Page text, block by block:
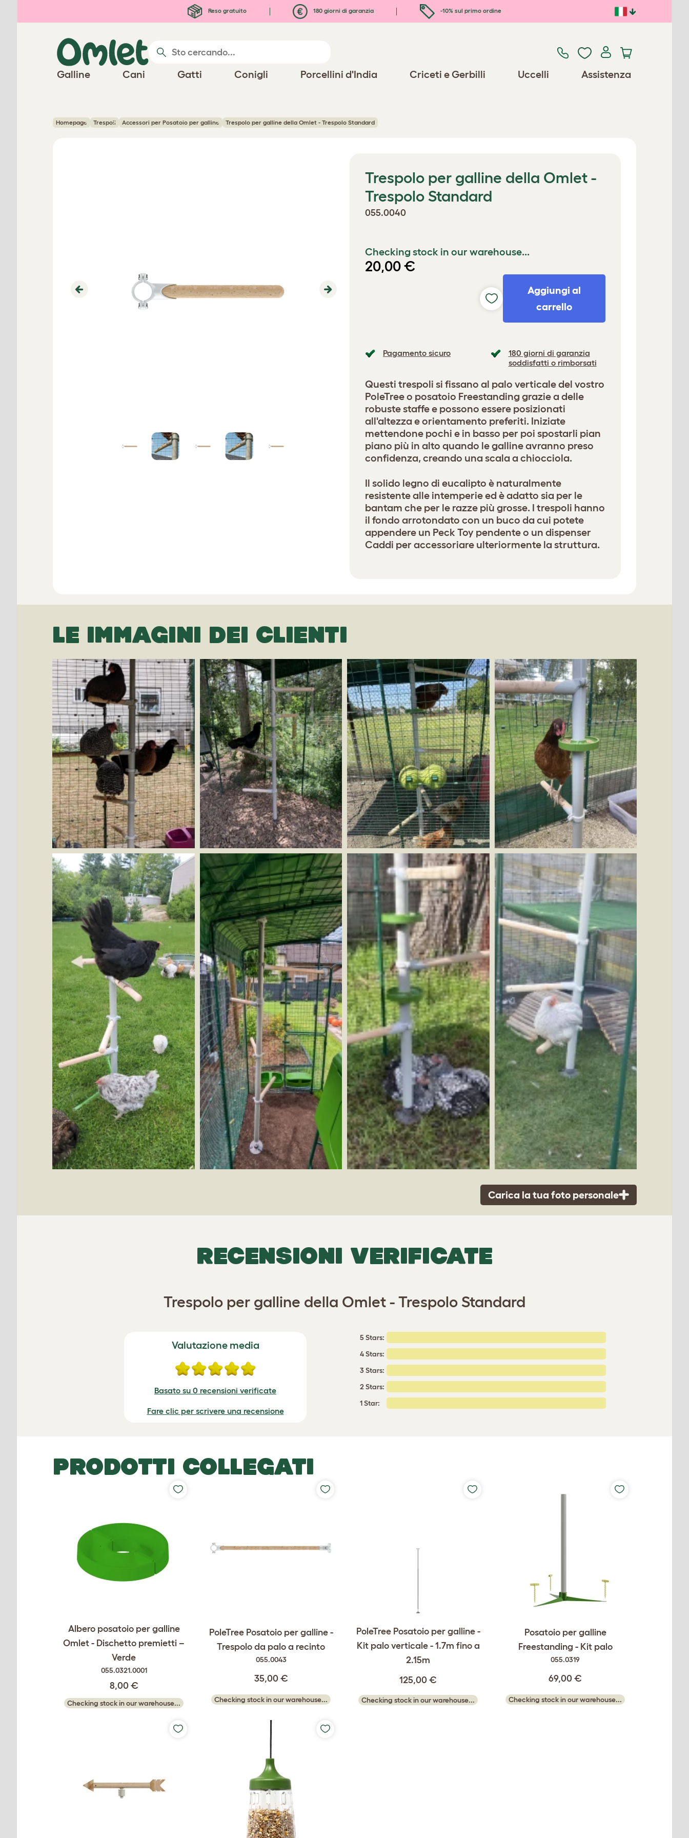
Reso gratuito 180 giorni di garanzia -10% sul primo ordine
Galline Cani Gatti Conigli Porcellini d'India Criceti e Gerbilli Uccelli Assistenza
Homepage Trespoli Accessori per Posatoio per galline Trespolo per galline della Omlet - Trespolo Standard
Previous Next
Trespolo per galline della Omlet -
Trespolo Standard
055.0040
Checking stock in our warehouse...
20,00 €
Aggiungi al
carrello
Pagamento sicuro
180 giorni di garanzia
soddisfatti o rimborsati
Questi trespoli si fissano al palo verticale del vostro
PoleTree o posatoio Freestanding grazie a delle
robuste staffe e possono essere posizionati
all'altezza e orientamento preferiti. Iniziate
mettendone pochi e in basso per poi spostarli pian
piano più in alto quando le galline avranno preso
confidenza, creando una scala a chiocciola.
Il solido legno di eucalipto è naturalmente
resistente alle intemperie ed è adatto sia per le
bantam che per le razze più grosse. I trespoli hanno
il fondo arrotondato con un buco da cui potete
appendere un Peck Toy pendente o un dispenser
Caddi per accessoriare ulteriormente la struttura.
LE IMMAGINI DEI CLIENTI
Carica la tua foto personale
RECENSIONI VERIFICATE
Trespolo per galline della Omlet - Trespolo Standard
Valutazione media
Basato su 0 recensioni verificate
Fare clic per scrivere una recensione
5 Stars:
4 Stars:
3 Stars:
2 Stars:
1 Star:
PRODOTTI COLLEGATI
Albero posatoio per galline
Omlet - Dischetto premietti –
Verde
055.0321.0001
8,00 €
Checking stock in our warehouse...
PoleTree Posatoio per galline -
Trespolo da palo a recinto
055.0043
35,00 €
Checking stock in our warehouse...
PoleTree Posatoio per galline -
Kit palo verticale - 1.7m fino a
2.15m
125,00 €
Checking stock in our warehouse...
Posatoio per galline
Freestanding - Kit palo
055.0319
69,00 €
Checking stock in our warehouse...